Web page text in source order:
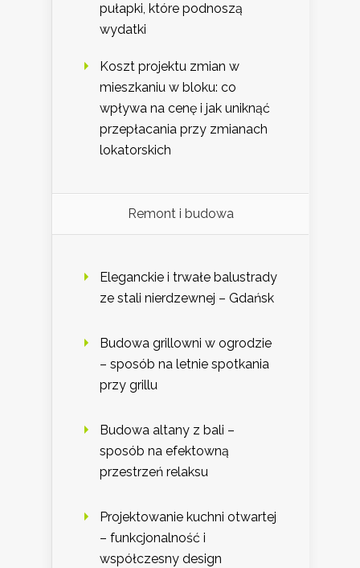
pułapki, które podnoszą
wydatki
Koszt projektu zmian w
mieszkaniu w bloku: co
wpływa na cenę i jak uniknąć
przepłacania przy zmianach
lokatorskich
Remont i budowa
Eleganckie i trwałe balustrady
ze stali nierdzewnej – Gdańsk
Budowa grillowni w ogrodzie
– sposób na letnie spotkania
przy grillu
Budowa altany z bali –
sposób na efektowną
przestrzeń relaksu
Projektowanie kuchni otwartej
– funkcjonalność i
współczesny design